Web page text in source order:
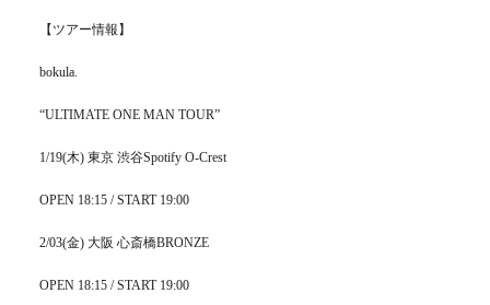
【ツアー情報】
bokula.
“ULTIMATE ONE MAN TOUR”
1/19(木) 東京 渋谷Spotify O-Crest
OPEN 18:15 / START 19:00
2/03(金) 大阪 心斎橋BRONZE
OPEN 18:15 / START 19:00